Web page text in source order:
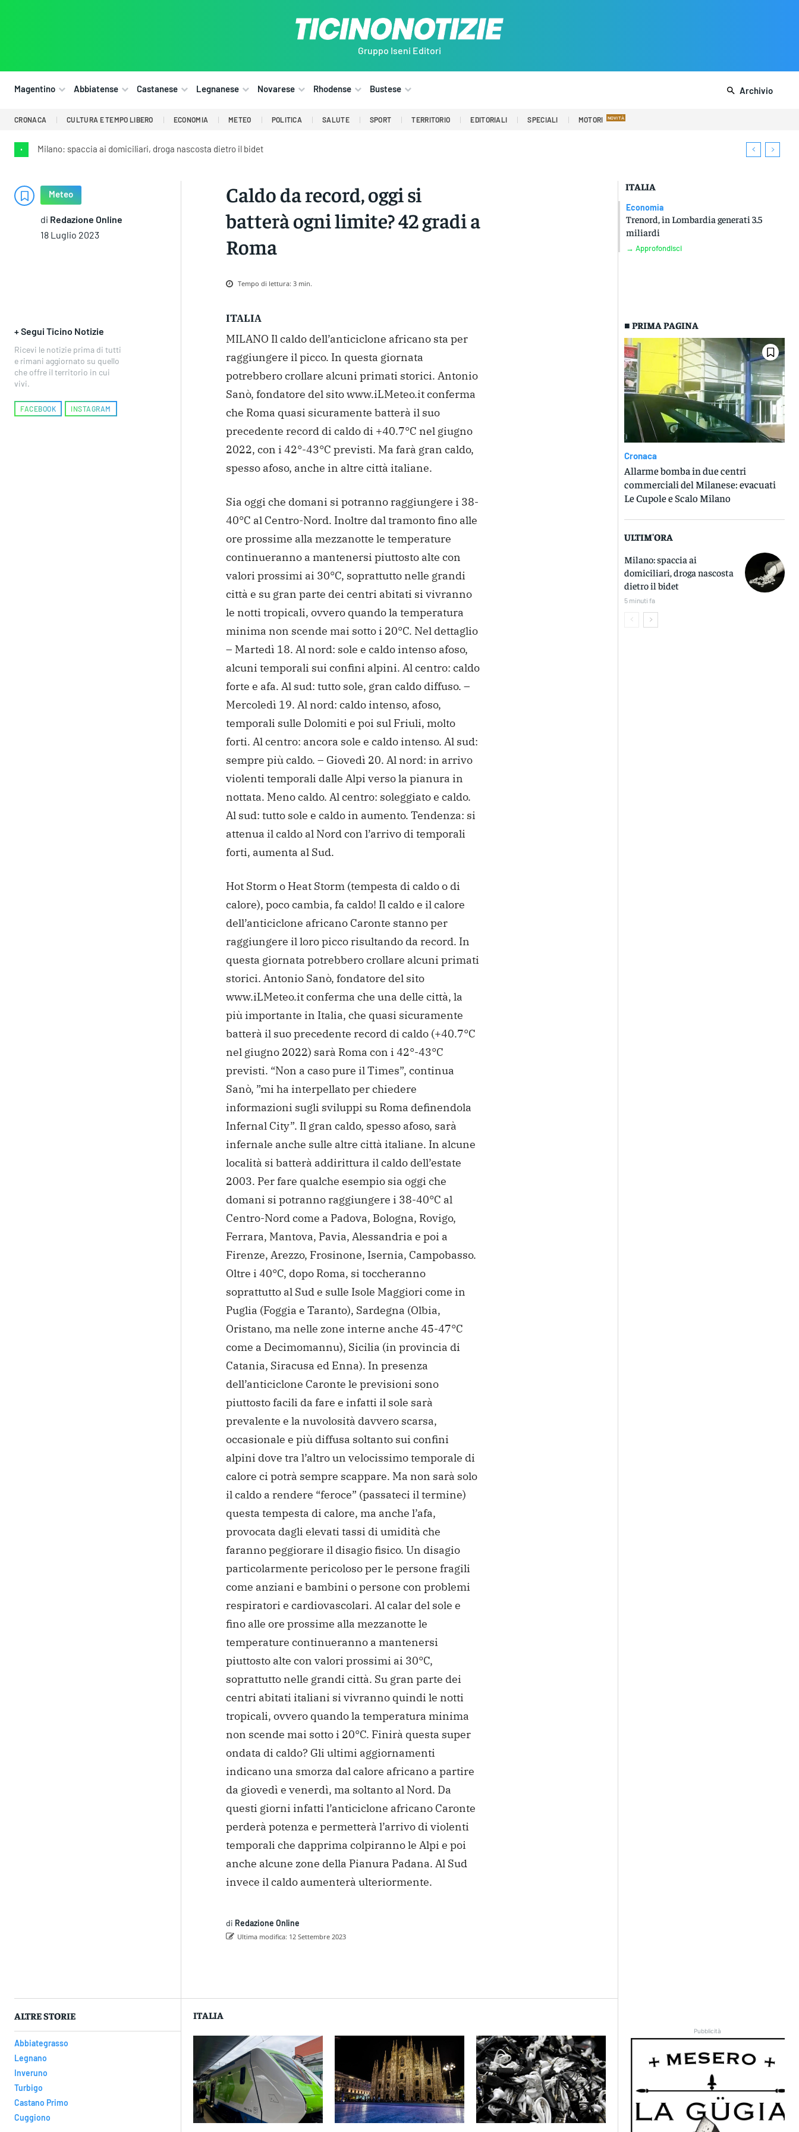
Gruppo Iseni Editori
Magentino Abbiatense Castanese Legnanese Novarese Rhodense Bustese Archivio
CRONACA CULTURA E TEMPO LIBERO ECONOMIA METEO POLITICA SALUTE SPORT TERRITORIO EDITORIALI SPECIALI MOTORI
• Milano: spaccia ai domiciliari, droga nascosta dietro il bidet
Meteo
di Redazione Online
18 Luglio 2023
Caldo da record, oggi si
batterà ogni limite? 42 gradi a
Roma
Tempo di lettura: 3min.
ITALIA
Economia
Trenord, in Lombardia generati 3.5
miliardi
→ Approfondisci
+ Segui Ticino Notizie
Ricevi le notizie prima di tutti
e rimani aggiornato su quello
che offre il territorio in cui
vivi.
FACEBOOK INSTAGRAM
ITALIA
MILANO Il caldo dell’anticiclone africano sta per
raggiungere il picco. In questa giornata
potrebbero crollare alcuni primati storici. Antonio
Sanò, fondatore del sito www.iLMeteo.it conferma
che Roma quasi sicuramente batterà il suo
precedente record di caldo di +40.7°C nel giugno
2022, con i 42°-43°C previsti. Ma farà gran caldo,
spesso afoso, anche in altre città italiane.
Sia oggi che domani si potranno raggiungere i 38-
40°C al Centro-Nord. Inoltre dal tramonto fino alle
ore prossime alla mezzanotte le temperature
continueranno a mantenersi piuttosto alte con
valori prossimi ai 30°C, soprattutto nelle grandi
città e su gran parte dei centri abitati si vivranno
le notti tropicali, ovvero quando la temperatura
minima non scende mai sotto i 20°C. Nel dettaglio
– Martedì 18. Al nord: sole e caldo intenso afoso,
alcuni temporali sui confini alpini. Al centro: caldo
forte e afa. Al sud: tutto sole, gran caldo diffuso. –
Mercoledì 19. Al nord: caldo intenso, afoso,
temporali sulle Dolomiti e poi sul Friuli, molto
forti. Al centro: ancora sole e caldo intenso. Al sud:
sempre più caldo. – Giovedì 20. Al nord: in arrivo
violenti temporali dalle Alpi verso la pianura in
nottata. Meno caldo. Al centro: soleggiato e caldo.
Al sud: tutto sole e caldo in aumento. Tendenza: si
attenua il caldo al Nord con l’arrivo di temporali
forti, aumenta al Sud.
Hot Storm o Heat Storm (tempesta di caldo o di
calore), poco cambia, fa caldo! Il caldo e il calore
dell’anticiclone africano Caronte stanno per
raggiungere il loro picco risultando da record. In
questa giornata potrebbero crollare alcuni primati
storici. Antonio Sanò, fondatore del sito
www.iLMeteo.it conferma che una delle città, la
più importante in Italia, che quasi sicuramente
batterà il suo precedente record di caldo (+40.7°C
nel giugno 2022) sarà Roma con i 42°-43°C
previsti. “Non a caso pure il Times”, continua
Sanò, ”mi ha interpellato per chiedere
informazioni sugli sviluppi su Roma definendola
Infernal City”. Il gran caldo, spesso afoso, sarà
infernale anche sulle altre città italiane. In alcune
località si batterà addirittura il caldo dell’estate
2003. Per fare qualche esempio sia oggi che
domani si potranno raggiungere i 38-40°C al
Centro-Nord come a Padova, Bologna, Rovigo,
Ferrara, Mantova, Pavia, Alessandria e poi a
Firenze, Arezzo, Frosinone, Isernia, Campobasso.
Oltre i 40°C, dopo Roma, si toccheranno
soprattutto al Sud e sulle Isole Maggiori come in
Puglia (Foggia e Taranto), Sardegna (Olbia,
Oristano, ma nelle zone interne anche 45-47°C
come a Decimomannu), Sicilia (in provincia di
Catania, Siracusa ed Enna). In presenza
dell’anticiclone Caronte le previsioni sono
piuttosto facili da fare e infatti il sole sarà
prevalente e la nuvolosità davvero scarsa,
occasionale e più diffusa soltanto sui confini
alpini dove tra l’altro un velocissimo temporale di
calore ci potrà sempre scappare. Ma non sarà solo
il caldo a rendere “feroce” (passateci il termine)
questa tempesta di calore, ma anche l’afa,
provocata dagli elevati tassi di umidità che
faranno peggiorare il disagio fisico. Un disagio
particolarmente pericoloso per le persone fragili
come anziani e bambini o persone con problemi
respiratori e cardiovascolari. Al calar del sole e
fino alle ore prossime alla mezzanotte le
temperature continueranno a mantenersi
piuttosto alte con valori prossimi ai 30°C,
soprattutto nelle grandi città. Su gran parte dei
centri abitati italiani si vivranno quindi le notti
tropicali, ovvero quando la temperatura minima
non scende mai sotto i 20°C. Finirà questa super
ondata di caldo? Gli ultimi aggiornamenti
indicano una smorza dal calore africano a partire
da giovedì e venerdì, ma soltanto al Nord. Da
questi giorni infatti l’anticiclone africano Caronte
perderà potenza e permetterà l’arrivo di violenti
temporali che dapprima colpiranno le Alpi e poi
anche alcune zone della Pianura Padana. Al Sud
invece il caldo aumenterà ulteriormente.
di Redazione Online
Ultima modifica: 12 Settembre 2023
■ PRIMA PAGINA
Cronaca
Allarme bomba in due centri
commerciali del Milanese: evacuati
Le Cupole e Scalo Milano
ULTIM'ORA
Milano: spaccia ai
domiciliari, droga nascosta
dietro il bidet
5 minuti fa
ALTRE STORIE
Abbiategrasso
Legnano
Inveruno
Turbigo
Castano Primo
Cuggiono
ITALIA
Pubblicità